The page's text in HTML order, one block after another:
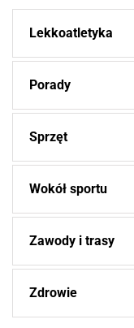
Lekkoatletyka
Porady
Sprzęt
Wokół sportu
Zawody i trasy
Zdrowie